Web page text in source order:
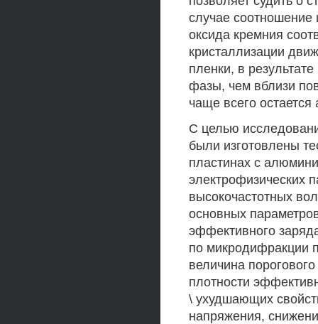
случае соотношение
оксида кремния
кристаллизации
пленки, в
фазы, чем вблизи
чаще всего
С целью
были изготовлены
пластинах с
электрофизических
высокочастотных
основных
эффективного
по микродифракции
величина
плотности
\ ухудшающих
напряжения,